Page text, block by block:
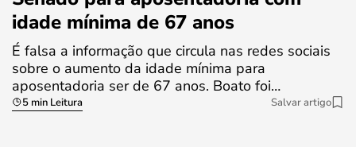
idade mínima de 67 anos
É falsa a informação que circula nas redes sociais
sobre o aumento da idade mínima para
aposentadoria ser de 67 anos. Boato foi…
5 min Leitura Salvar artigo